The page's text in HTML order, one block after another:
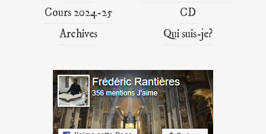
Cours 2024-25
CD
Archives
Qui suis-je?